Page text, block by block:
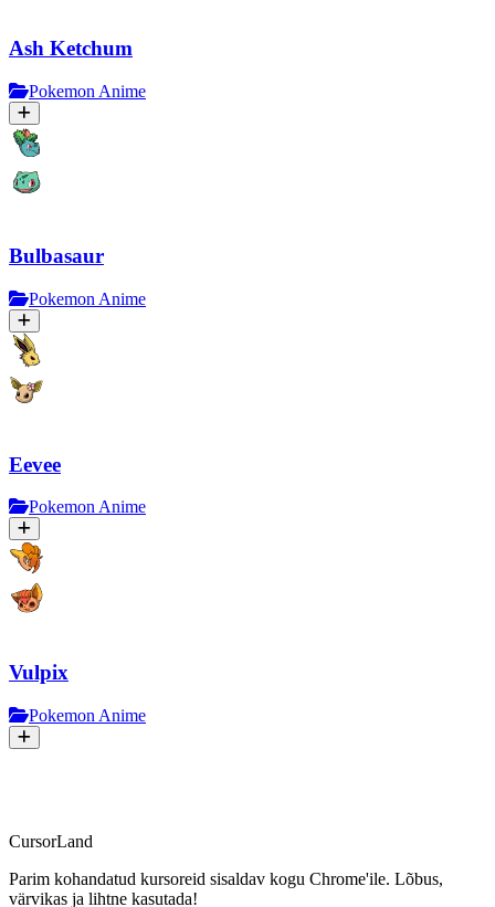
Ash Ketchum
Pokemon Anime
Bulbasaur
Pokemon Anime
Eevee
Pokemon Anime
Vulpix
Pokemon Anime
CursorLand
Parim kohandatud kursoreid sisaldav kogu Chrome'ile. Lõbus,
värvikas ja lihtne kasutada!